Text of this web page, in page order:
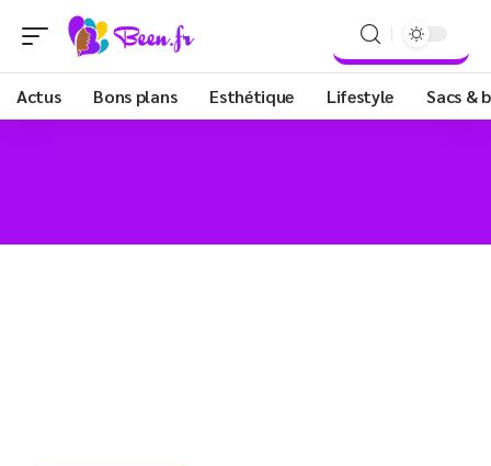
Actus Bons plans Esthétique Lifestyle Sacs &